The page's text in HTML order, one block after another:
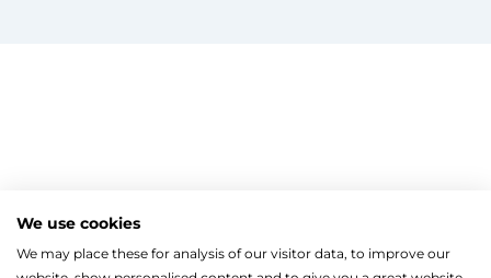
Bejelentkezés közösségi fiókkal
MOZGÁSKORLÁTOZOTT TERMÉKEK
ZUHANYKABINOK/AJTÓK
Íves zuhanykabin
Radiátorok
TÖRÖLKÖZŐSZÁRÍTÓ RADIÁTOR
HŐSZIVATTYÚK
Gépészet, szerszám
We use cookies
We may place these for analysis of our visitor data, to improve our